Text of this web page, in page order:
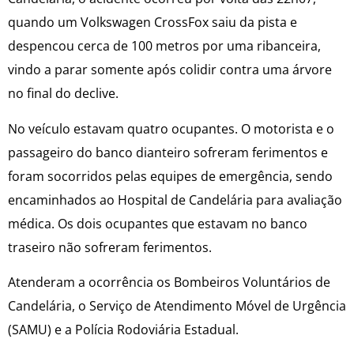
quando um Volkswagen CrossFox saiu da pista e
despencou cerca de 100 metros por uma ribanceira,
vindo a parar somente após colidir contra uma árvore
no final do declive.
No veículo estavam quatro ocupantes. O motorista e o
passageiro do banco dianteiro sofreram ferimentos e
foram socorridos pelas equipes de emergência, sendo
encaminhados ao Hospital de Candelária para avaliação
médica. Os dois ocupantes que estavam no banco
traseiro não sofreram ferimentos.
Atenderam a ocorrência os Bombeiros Voluntários de
Candelária, o Serviço de Atendimento Móvel de Urgência
(SAMU) e a Polícia Rodoviária Estadual.